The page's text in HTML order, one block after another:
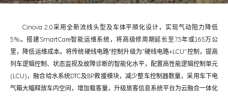
Cinova 2.0采用全新流线头型及车体平顺化设计，实现气动阻力降低
5%。搭建SmartCare智能运维系统，将高级修周期延长至7.5年或165万公
里，降低运维成本。将传统硬线电路"控制升级为“硬线电路+LCU”控制，提高
列车逻辑控制、状态监视及故障诊断的智能化水平，配置高性能逻辑控制单元
(LCU)，融合给水系统DTC及BP救援模块，减少整车控制器数量，采用车下电
气箱大幅释放车内空间，增加载客量，升级旅客信息系统平台为云融合一体化